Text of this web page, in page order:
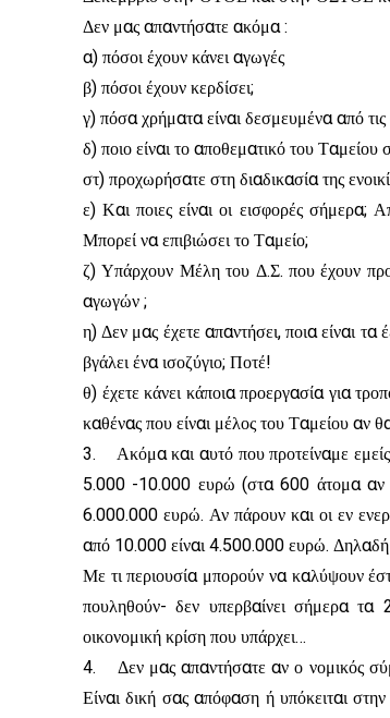
Δεν μας απαντήσατε ακόμα :
α) πόσοι έχουν κάνει αγωγές
β) πόσοι έχουν κερδίσει;
γ) πόσα χρήματα είναι δεσμευμένα από
δ) ποιο είναι το αποθεματικό του Ταμείου
στ) προχωρήσατε στη διαδικασία της
ε) Και ποιες είναι οι εισφορές σήμερα;
Μπορεί να επιβιώσει το Ταμείο;
ζ) Υπάρχουν Μέλη του Δ.Σ. που έχουν
αγωγών ;
η) Δεν μας έχετε απαντήσει, ποια είναι
βγάλει ένα ισοζύγιο; Ποτέ!
θ) έχετε κάνει κάποια προεργασία για
καθένας που είναι μέλος του Ταμείου αν
3. Ακόμα και αυτό που προτείναμε εμείς
5.000 -10.000 ευρώ (στα 600 άτομα αν
6.000.000 ευρώ. Αν πάρουν και οι εν
από 10.000 είναι 4.500.000 ευρώ.
Με τι περιουσία μπορούν να καλύψουν
πουληθούν- δεν υπερβαίνει σήμερα
οικονομική κρίση που υπάρχει…
4. Δεν μας απαντήσατε αν ο νομικός
Είναι δική σας απόφαση ή υπόκειται